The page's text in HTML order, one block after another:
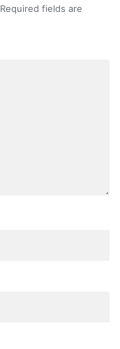
Required fields are